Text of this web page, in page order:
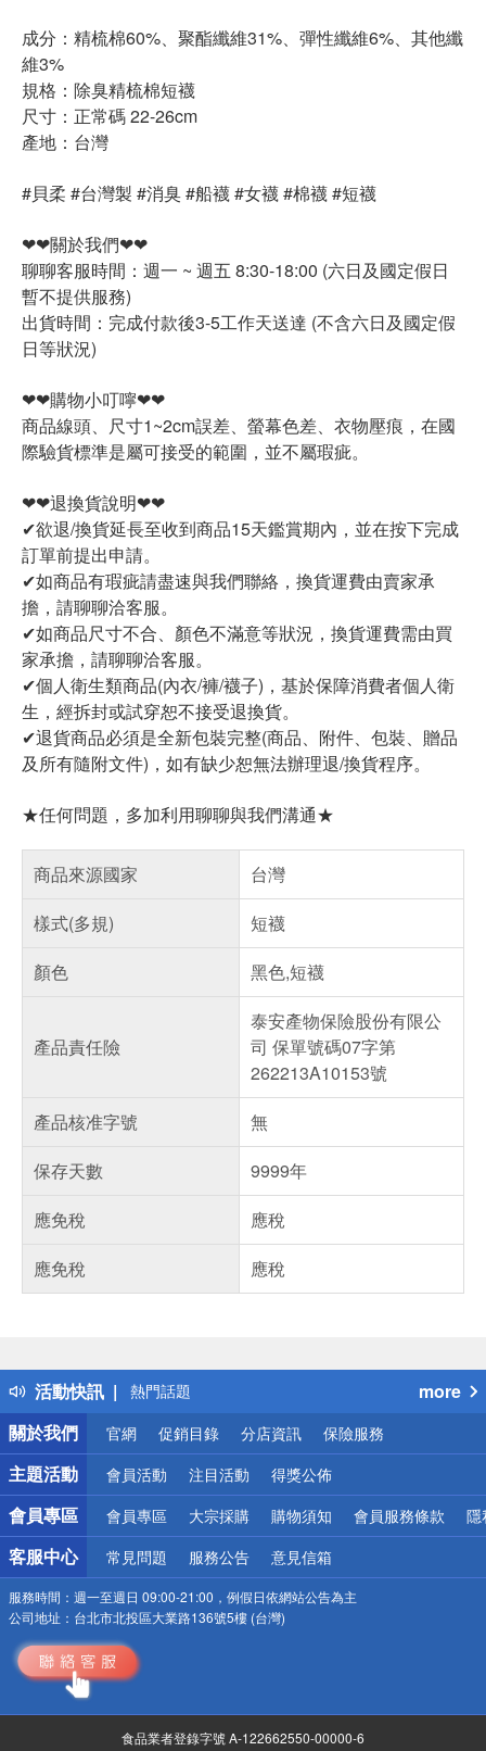
成分：精梳棉60%、聚酯纖維31%、彈性纖維6%、其他纖
維3%
規格：除臭精梳棉短襪
尺寸：正常碼 22-26cm
產地：台灣
#貝柔 #台灣製 #消臭 #船襪 #女襪 #棉襪 #短襪
❤❤關於我們❤❤
聊聊客服時間：週一 ~ 週五 8:30-18:00 (六日及國定假日
暫不提供服務)
出貨時間：完成付款後3-5工作天送達 (不含六日及國定假
日等狀況)
❤❤購物小叮嚀❤❤
商品線頭、尺寸1~2cm誤差、螢幕色差、衣物壓痕，在國
際驗貨標準是屬可接受的範圍，並不屬瑕疵。
❤❤退換貨說明❤❤
✔欲退/換貨延長至收到商品15天鑑賞期內，並在按下完成
訂單前提出申請。
✔如商品有瑕疵請盡速與我們聯絡，換貨運費由賣家承
擔，請聊聊洽客服。
✔如商品尺寸不合、顏色不滿意等狀況，換貨運費需由買
家承擔，請聊聊洽客服。
✔個人衛生類商品(內衣/褲/襪子)，基於保障消費者個人衛
生，經拆封或試穿恕不接受退換貨。
✔退貨商品必須是全新包裝完整(商品、附件、包裝、贈品
及所有隨附文件)，如有缺少恕無法辦理退/換貨程序。
★任何問題，多加利用聊聊與我們溝通★
商品來源國家
台灣
樣式(多規)
短襪
顏色
黑色,短襪
產品責任險
泰安產物保險股份有限公
司 保單號碼07字第
262213A10153號
產品核准字號
無
保存天數
9999年
應免稅
應稅
應免稅
應稅
活動快訊
得獎公告
熱門話題
銀行優惠
偏遠地區配送
詐騙網頁！請小心！
more
關於我們
官網 促銷目錄 分店資訊 保險服務
主題活動 會員活動 注目活動 得獎公佈
會員專區 會員專區 大宗採購 購物須知 會員服務條款 隱
客服中心 常見問題 服務公告 意見信箱
服務時間： 週一至週日 09:00-21:00，例假日依網站公告為主
公司地址： 台北市北投區大業路136號5樓 (台灣)
食品業者登錄字號 A-122662550-00000-6